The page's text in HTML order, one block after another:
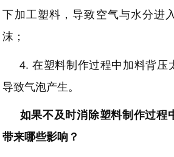
下加工塑料，导致空气与水分进
沫；
4. 在塑料制作过程中加料背压
导致气泡产生。
如果不及时消除塑料制作过程
带来哪些影响？